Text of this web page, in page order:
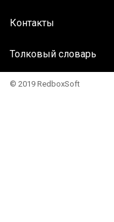
Контакты
Толковый словарь
© 2019 RedboxSoft